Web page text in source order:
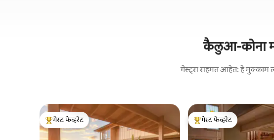
कैलुआ-कोना
गेस्ट्स सहमत आहेत: हे मुक्काम
टॉप गेस्ट फेव्हरेट
गेस्ट फेव्हरेट
टॉप गेस्ट फेव्हरेट
गेस्ट फेव्हरेट